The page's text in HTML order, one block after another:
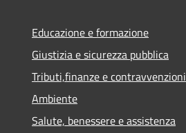
Educazione e formazione
Giustizia e sicurezza pubblica
Tributi,finanze e contravvenzioni
Ambiente
Salute, benessere e assistenza